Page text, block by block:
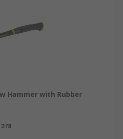
Hammer with Rubber